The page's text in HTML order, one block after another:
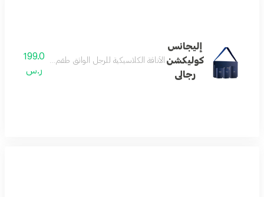
إليجانس
كوليكشن
رجالى
الأناقة الكلاسيكية للرجل الواثق طقم إليجانس
199.0
ر.س